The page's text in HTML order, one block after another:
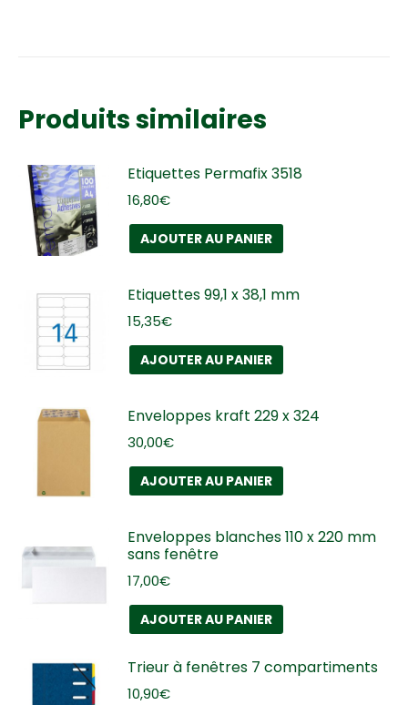
Produits similaires
Etiquettes Permafix 3518
16,80€
AJOUTER AU PANIER
Etiquettes 99,1 x 38,1 mm
15,35€
AJOUTER AU PANIER
Enveloppes kraft 229 x 324
30,00€
AJOUTER AU PANIER
Enveloppes blanches 110 x 220 mm
sans fenêtre
17,00€
AJOUTER AU PANIER
Trieur à fenêtres 7 compartiments
10,90€